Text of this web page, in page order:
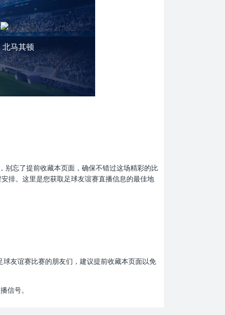
北马其顿
忘了提前收藏本页面，确保不错过这场精彩的比
排。这里是您获取足球友谊赛直播信息的最佳地
友谊赛比赛的朋友们，建议提前收藏本页面以免
信号。